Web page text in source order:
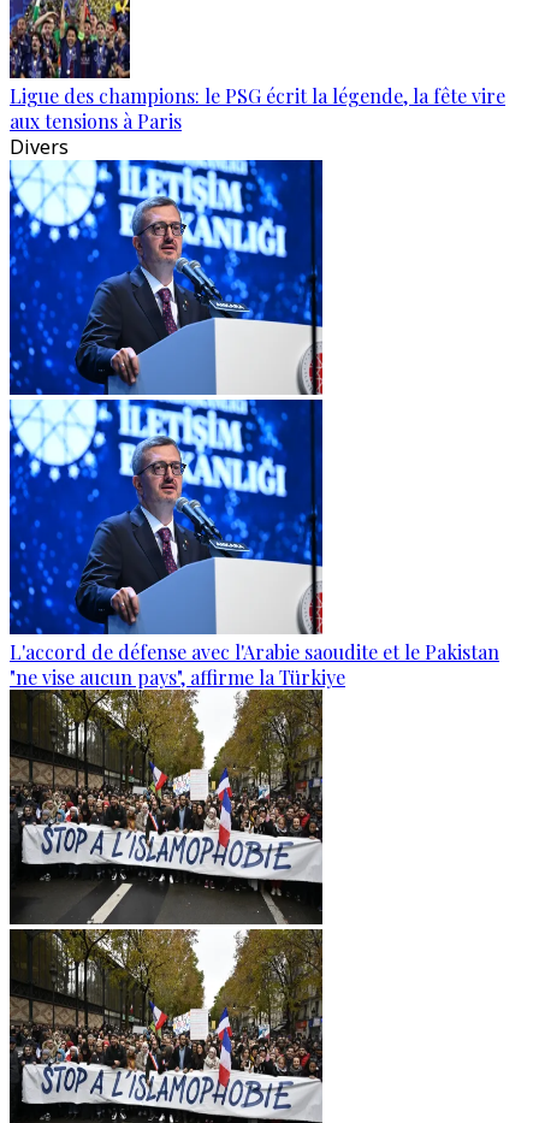
Ligue des champions: le PSG écrit la légende, la fête vire
aux tensions à Paris
Divers
L'accord de défense avec l'Arabie saoudite et le Pakistan
"ne vise aucun pays", affirme la Türkiye